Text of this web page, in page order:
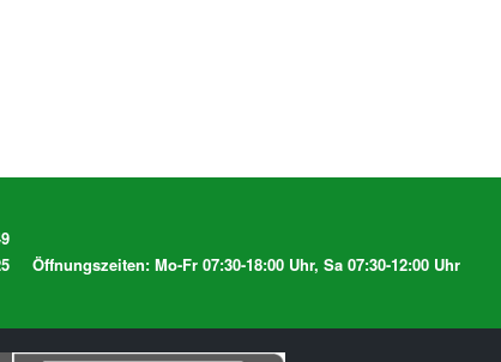
Öffnungszeiten: Mo-Fr 07:30-18:00 Uhr, Sa 07:30-12:00 Uhr